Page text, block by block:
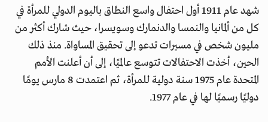
شهد عام 1911 أول احتفال واسع النطاق باليوم الدولي للمرأة في
كل من ألمانيا والنمسا والدنمارك وسويسرا، حيث شارك أكثر من
مليون شخص في مسيرات تدعو إلى تحقيق المساواة. منذ ذلك
الحين، أخذت الاحتفالات تتوسع عالميًا، إلى أن أعلنت الأمم
المتحدة عام 1975 سنة دولية للمرأة، ثم اعتمدت 8 مارس يومًا
دوليًا رسميًا لها في عام 1977.